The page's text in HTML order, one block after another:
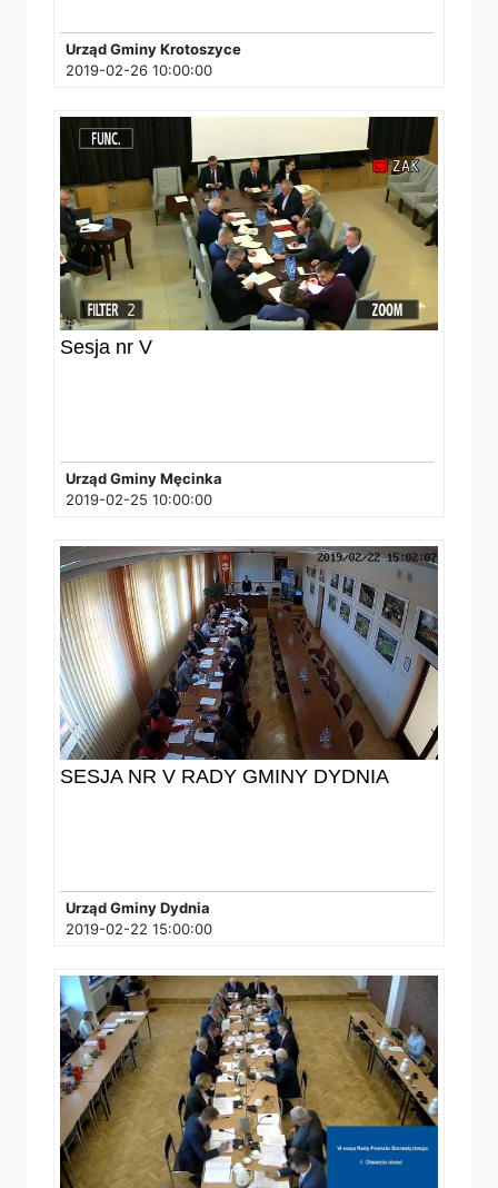
Urząd Gminy Krotoszyce
2019-02-26 10:00:00
Sesja nr V
Urząd Gminy Męcinka
2019-02-25 10:00:00
SESJA NR V RADY GMINY DYDNIA
Urząd Gminy Dydnia
2019-02-22 15:00:00